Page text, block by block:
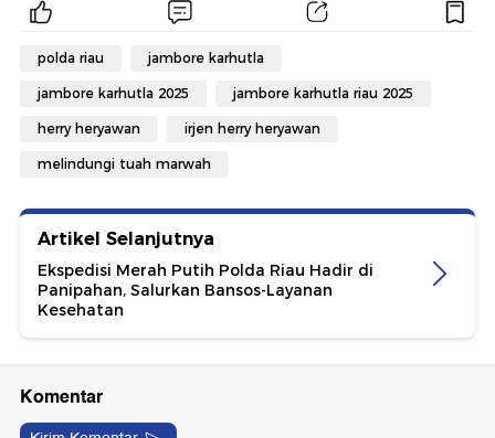
polda riau jambore karhutla
jambore karhutla 2025 jambore karhutla riau 2025
herry heryawan irjen herry heryawan
melindungi tuah marwah
Artikel Selanjutnya
Ekspedisi Merah Putih Polda Riau Hadir di
Panipahan, Salurkan Bansos-Layanan
Kesehatan